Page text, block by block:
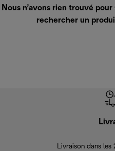
Nous n’avons rien trouvé
rechercher un
Livraison dans